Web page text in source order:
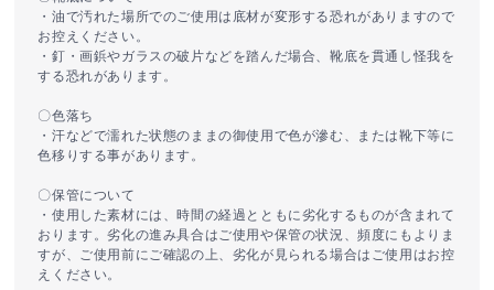
・油で汚れた場所でのご使用は底材が変形する恐れがありますので
お控えください。
・釘・画鋲やガラスの破片などを踏んだ場合、靴底を貫通し怪我を
する恐れがあります。
〇色落ち
・汗などで濡れた状態のままの御使用で色が滲む、または靴下等に
色移りする事があります。
〇保管について
・使用した素材には、時間の経過とともに劣化するものが含まれて
おります。劣化の進み具合はご使用や保管の状況、頻度にもよりま
すが、ご使用前にご確認の上、劣化が見られる場合はご使用はお控
えください。